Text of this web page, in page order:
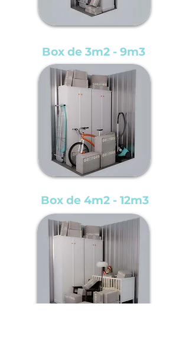
Box de 3m2 - 9m3
Box de 4m2 - 12m3